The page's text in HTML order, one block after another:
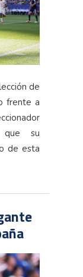
de
frente a
que su
de esta